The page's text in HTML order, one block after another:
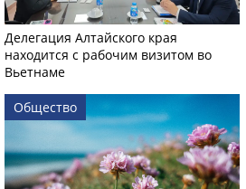
Делегация Алтайского края
находится с рабочим визитом во
Вьетнаме
Общество